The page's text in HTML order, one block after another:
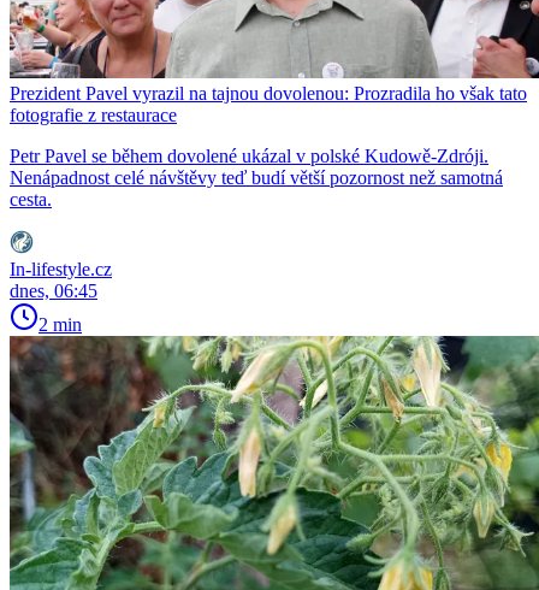
Prezident Pavel vyrazil na tajnou dovolenou: Prozradila ho však tato
fotografie z restaurace
Petr Pavel se během dovolené ukázal v polské Kudowě-Zdróji.
Nenápadnost celé návštěvy teď budí větší pozornost než samotná
cesta.
In-lifestyle.cz
dnes, 06:45
2 min